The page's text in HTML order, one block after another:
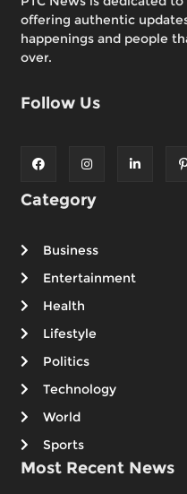
offering authentic
happenings and people
over.
Follow Us
Category
Business
Entertainment
Health
Lifestyle
Politics
Technology
World
Sports
Most Recent News